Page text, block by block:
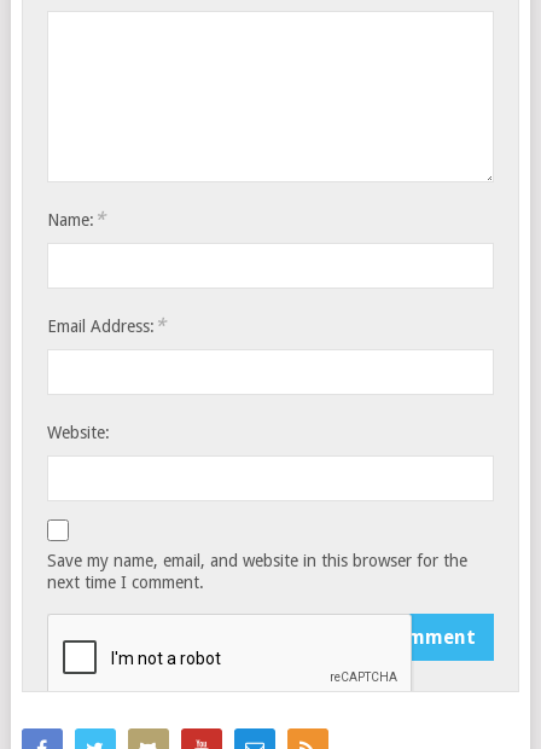
Name: *
Email Address: *
Website:
Save my name, email, and website in this browser for the
next time I comment.